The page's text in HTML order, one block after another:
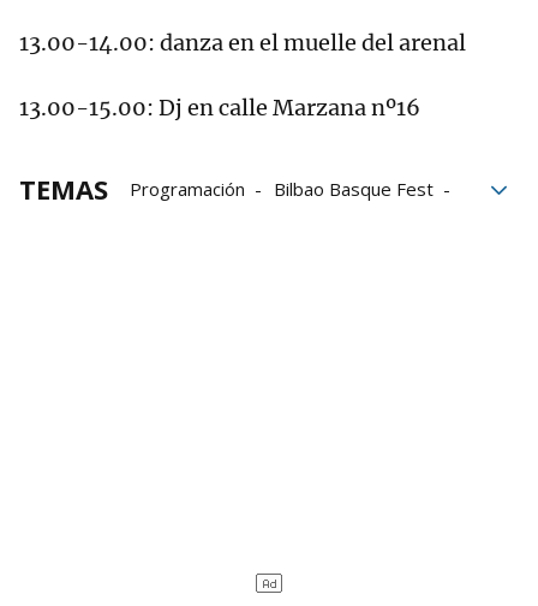
13.00-14.00: danza en el muelle del arenal
13.00-15.00: Dj en calle Marzana nº16
TEMAS Programación
Bilbao Basque Fest